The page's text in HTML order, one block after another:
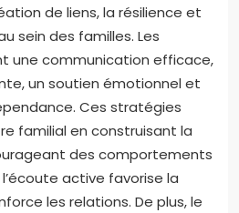
de liens, la résilience et
sein des familles. Les
une communication efficace,
un soutien émotionnel et
Ces stratégies
familial en construisant la
des comportements
active favorise la
les relations. De plus, le